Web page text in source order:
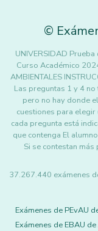
©
UNIVERSIDAD
Curso Académico
AMBIENTALES
Las preguntas 1 y 4
pero no hay donde
cuestiones para
cada pregunta está
que contenga El
Si se contestan
37.267.440 exámenes
Exámenes de PEvAU
Exámenes de EBAU